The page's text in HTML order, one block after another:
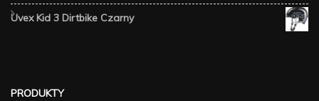
Uvex Kid 3 Dirtbike Czarny
PRODUKTY